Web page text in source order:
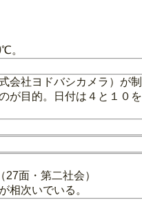
。
会社ヨドバシカメラ）が制
が目的。日付は４と１０を
面・第二社会）
相次いでいる。